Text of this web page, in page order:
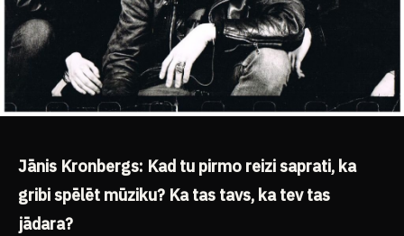
Jānis Kronbergs: Kad tu pirmo reizi saprati, ka
gribi spēlēt mūziku? Ka tas tavs, ka tev tas
jādara?